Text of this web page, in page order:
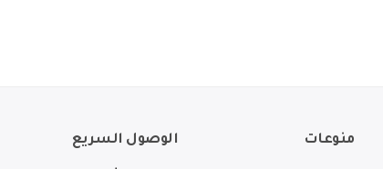
منوعات الوصول السريع